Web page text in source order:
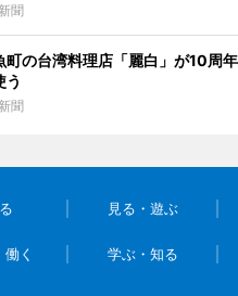
聞
町の台湾料理店「麗白」が10周
う
聞
見る・遊ぶ
く 学ぶ・知る